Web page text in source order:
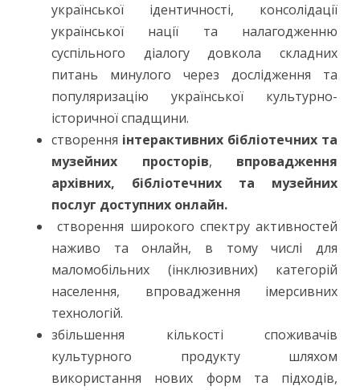
української ідентичності, консолідації
української нації та налагодженню
суспільного діалогу довкола складних
питань минулого через дослідження та
популяризацію української культурно-
історичної спадщини.
створення інтерактивних бібліотечних та
музейних просторів, впровадження
архівних, бібліотечних та музейних
послуг доступних онлайн.
створення широкого спектру активностей
наживо та онлайн, в тому числі для
маломобільних (інклюзивних) категорій
населення, впровадження імерсивних
технологій.
збільшення кількості споживачів
культурного продукту шляхом
використання нових форм та підходів,